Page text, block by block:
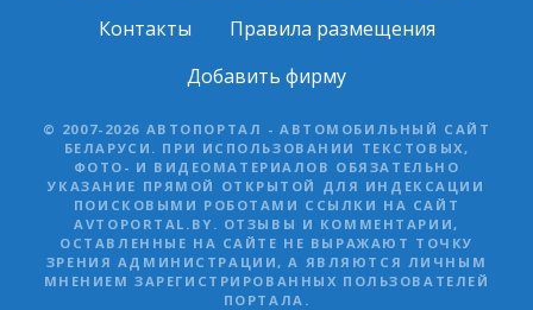
Контакты
Правила размещения
Добавить фирму
© 2007-2026 АВТОПОРТАЛ - АВТОМОБИЛЬНЫЙ САЙТ
БЕЛАРУСИ. ПРИ ИСПОЛЬЗОВАНИИ ТЕКСТОВЫХ,
ФОТО- И ВИДЕОМАТЕРИАЛОВ ОБЯЗАТЕЛЬНО
УКАЗАНИЕ ПРЯМОЙ ОТКРЫТОЙ ДЛЯ ИНДЕКСАЦИИ
ПОИСКОВЫМИ РОБОТАМИ ССЫЛКИ НА САЙТ
AVTOPORTAL.BY. ОТЗЫВЫ И КОММЕНТАРИИ,
ОСТАВЛЕННЫЕ НА САЙТЕ НЕ ВЫРАЖАЮТ ТОЧКУ
ЗРЕНИЯ АДМИНИСТРАЦИИ, А ЯВЛЯЮТСЯ ЛИЧНЫМ
МНЕНИЕМ ЗАРЕГИСТРИРОВАННЫХ ПОЛЬЗОВАТЕЛЕЙ
ПОРТАЛА.